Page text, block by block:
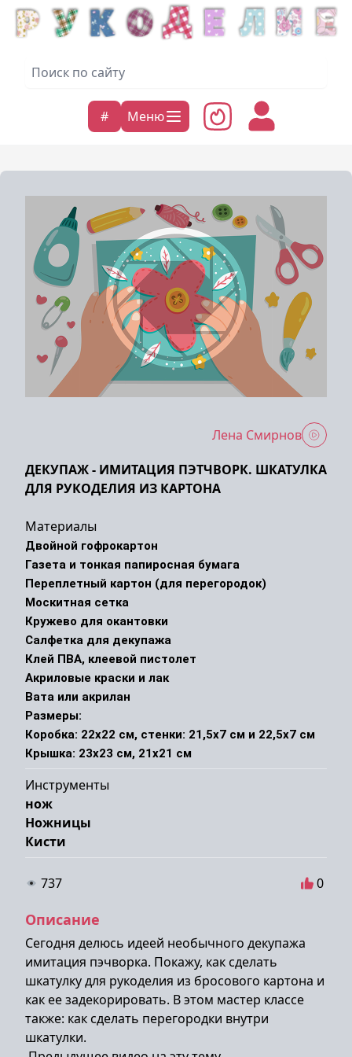
# Меню
Лена Смирнов
ДЕКУПАЖ - ИМИТАЦИЯ ПЭТЧВОРК. ШКАТУЛКА
ДЛЯ РУКОДЕЛИЯ ИЗ КАРТОНА
Материалы
Двойной гофрокартон
Газета и тонкая папиросная бумага
Переплетный картон (для перегородок)
Москитная сетка
Кружево для окантовки
Салфетка для декупажа
Клей ПВА, клеевой пистолет
Акриловые краски и лак
Вата или акрилан
Размеры:
Коробка: 22x22 см, стенки: 21,5x7 см и 22,5x7 см
Крышка: 23x23 см, 21x21 см
Инструменты
нож
Ножницы
Кисти
737 0
Описание
Сегодня делюсь идеей необычного декупажа
имитация пэчворка. Покажу, как сделать
шкатулку для рукоделия из бросового картона и
как ее задекорировать. В этом мастер классе
также: как сделать перегородки внутри
шкатулки.